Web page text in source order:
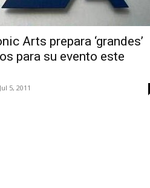
Arts prepara ‘grandes’
para su evento este
Jul 5, 2011